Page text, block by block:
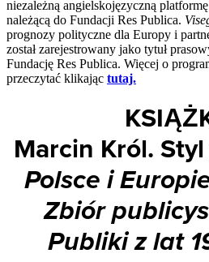
niezależną angielskojęzyczną
należącą do Fundacji Res Publica.
prognozy polityczne dla Europy i
został zarejestrowany jako tytuł
Fundację Res Publica. Więcej o
przeczytać klikając tutaj.
Marcin Król.
Polsce i
Zbiór
Publiki z lat